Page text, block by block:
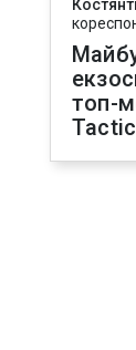
топ-